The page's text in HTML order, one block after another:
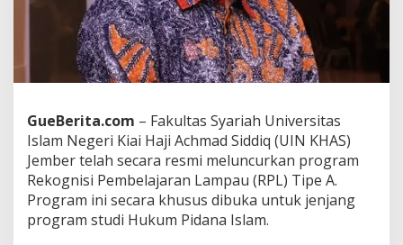
e
r
j
a
u
u
k
S
S
d
i
GueBerita.com – Fakultas Syariah Universitas
Islam Negeri Kiai Haji Achmad Siddiq (UIN KHAS)
Jember telah secara resmi meluncurkan program
Rekognisi Pembelajaran Lampau (RPL) Tipe A.
Program ini secara khusus dibuka untuk jenjang
program studi Hukum Pidana Islam.